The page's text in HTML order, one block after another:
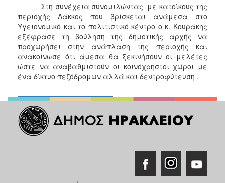
Στη συνέχεια συνομιλώντας με κατοίκους της
περιοχής Λάκκος που βρίσκεται ανάμεσα στο
Υγειονομικό και το πολιτιστικό κέντρο ο κ. Κουράκης
εξέφρασε τη βούληση της δημοτικής αρχής να
προχωρήσει στην ανάπλαση της περιοχής και
ανακοίνωσε ότι άμεσα θα ξεκινήσουν οι μελέτες
ώστε να αναβαθμιστούν οι κοινόχρηστοι χώροι με
ένα δίκτυο πεζόδρομων αλλά και δεντροφύτευση .